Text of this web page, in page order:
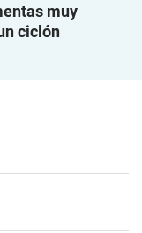
muy
ciclón